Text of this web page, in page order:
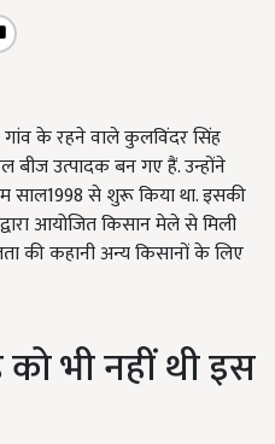
के रहने वाले कुलविंदर सिंह
बीज उत्पादक बन गए हैं. उन्होंने
साल1998 से शुरू किया था. इसकी
आयोजित किसान मेले से मिली
कहानी अन्य किसानों के लिए
भी नहीं थी इस